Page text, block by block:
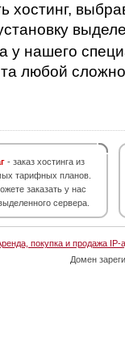
хостинг,
у нашего
любой
- заказ хостинга из
тарифных планов.
заказать у нас
сервера.
покупка и продажа IP-
Домен